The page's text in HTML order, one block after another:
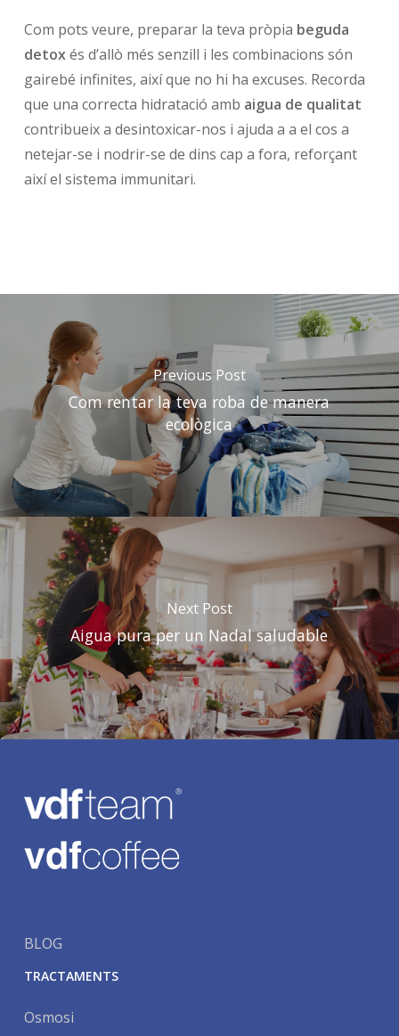
Com pots veure, preparar la teva pròpia beguda
detoxés d’allò més senzill i les combinacions són
gairebé infinites, així que no hi ha excuses. Recorda
que una correcta hidratació amb aigua de qualitat
contribueix a desintoxicar-nos i ajuda a a el cos a
netejar-se i nodrir-se de dins cap a fora, reforçant
així el sistema immunitari.
Previous Post
Com rentar la teva roba de manera
ecològica
Next Post
Aigua pura per un Nadal saludable
BLOG
TRACTAMENTS
Osmosi